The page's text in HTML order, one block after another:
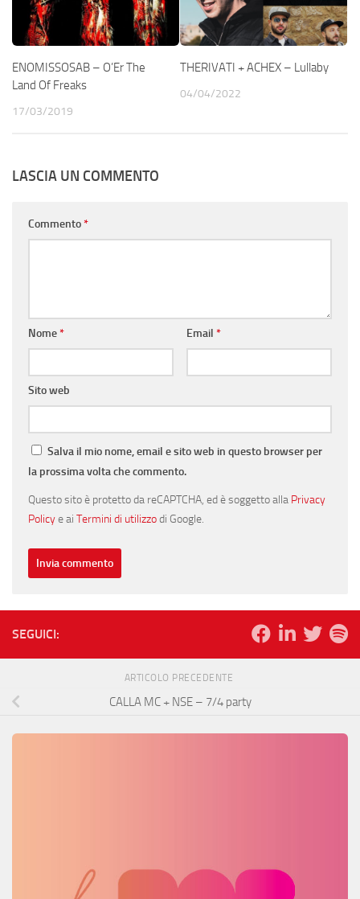
ENOMISSOSAB – O’Er The
Land Of Freaks
17/03/2019
THERIVATI + ACHEX – Lullaby
04/04/2022
LASCIA UN COMMENTO
Commento*
Nome* Email *
Sito web
Salva il mio nome, email e sito web in questo browser per
la prossima volta che commento.
Questo sito è protetto da reCAPTCHA, ed è soggetto alla Privacy
Policye ai Termini di utilizzodi Google.
SEGUICI:
ARTICOLO PRECEDENTE
CALLA MC + NSE – 7/4 party